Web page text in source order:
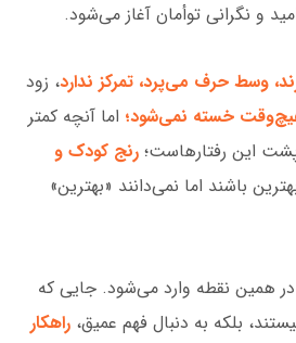
و نگرانی توأمان آغاز می‌شود.
وسط حرف می‌پرد، تمرکز ندارد، زود
هیچ‌وقت خسته نمی‌شود؛ اما آنچه کمتر
این رفتارهاست؛ رنج کودک و
باشند اما نمی‌دانند «بهترین»
همین نقطه وارد می‌شود. جایی که
بلکه به دنبال فهم عمیق، راهکار